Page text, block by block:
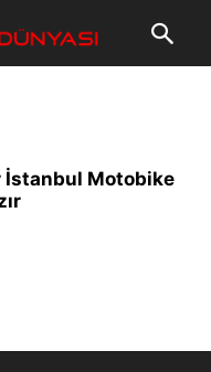
İstanbul Motobike